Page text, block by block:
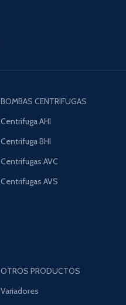
BOMBAS CENTRIFUGAS
Centrifuga AHI
Centrifuga BHI
Centrifugas AVC
Centrifugas AVS
OTROS PRODUCTOS
Variadores